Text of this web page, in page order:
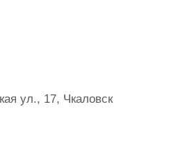
ул., 17, Чкаловск